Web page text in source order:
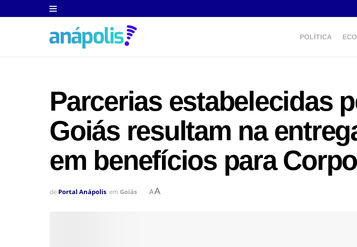
POLÍTICA
Parcerias estabelecidas
Goiás resultam na
em benefícios para
de Portal Anápolis em Goiás AA